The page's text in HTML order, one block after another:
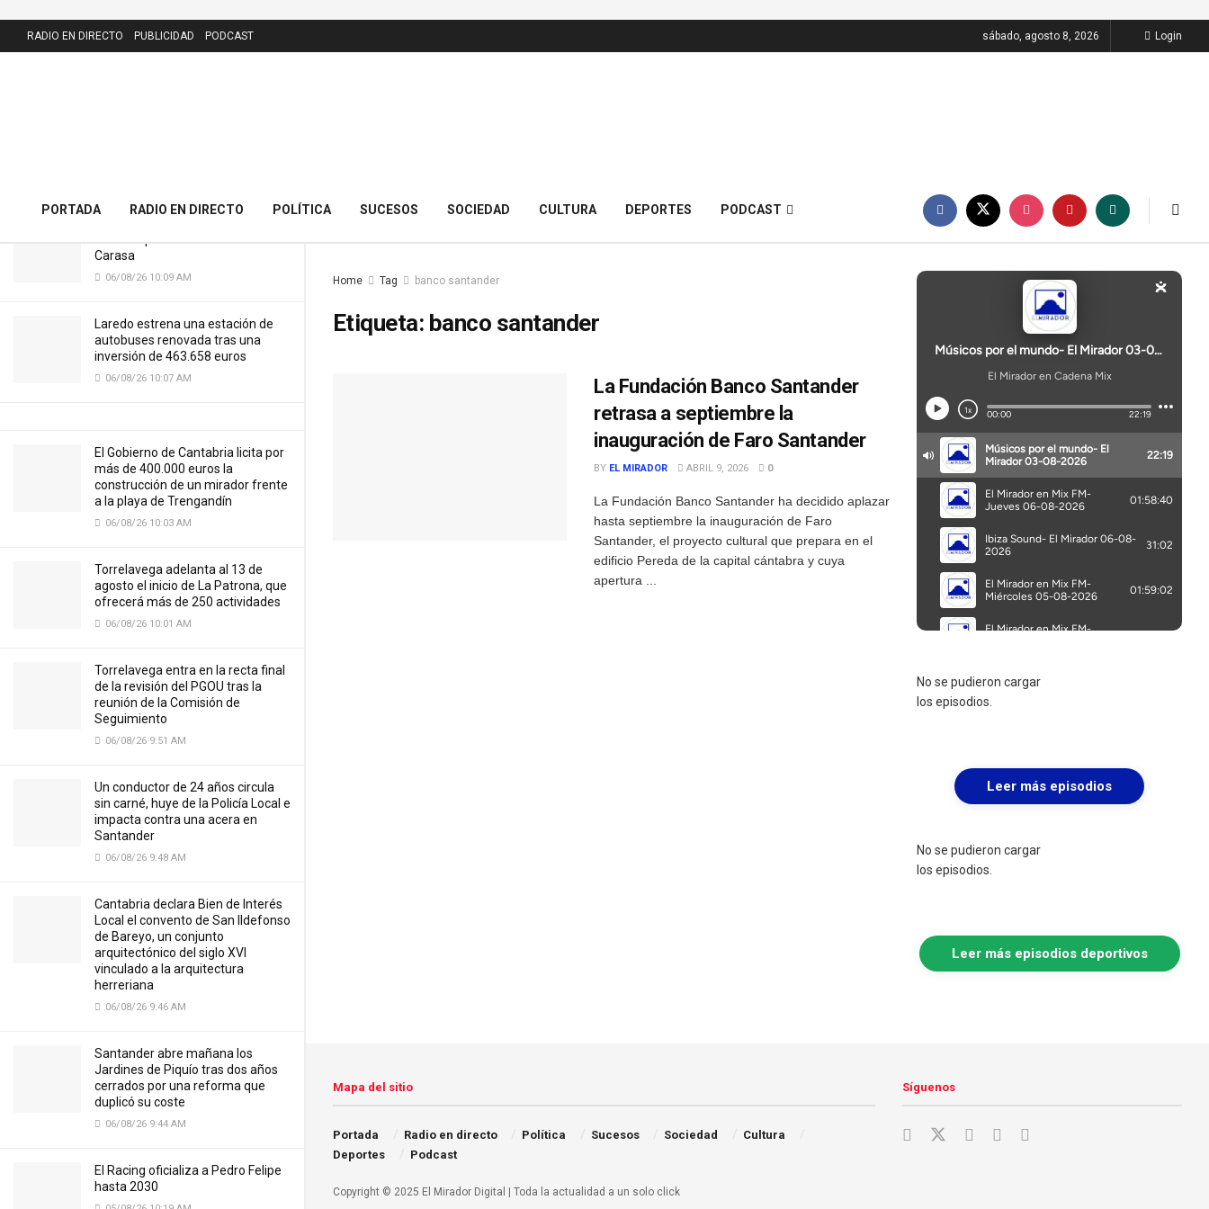
Carasa
06/08/26 10:09 AM
Laredo estrena una estación de
autobuses renovada tras una
inversión de 463.658 euros
06/08/26 10:07 AM
El Gobierno de Cantabria licita por
más de 400.000 euros la
construcción de un mirador frente
a la playa de Trengandín
06/08/26 10:03 AM
Torrelavega adelanta al 13 de
agosto el inicio de La Patrona, que
ofrecerá más de 250 actividades
06/08/26 10:01 AM
Torrelavega entra en la recta final
de la revisión del PGOU tras la
reunión de la Comisión de
Seguimiento
06/08/26 9:51 AM
Un conductor de 24 años circula
sin carné, huye de la Policía Local e
impacta contra una acera en
Santander
06/08/26 9:48 AM
Cantabria declara Bien de Interés
Local el convento de San Ildefonso
de Bareyo, un conjunto
arquitectónico del siglo XVI
vinculado a la arquitectura
herreriana
06/08/26 9:46 AM
Santander abre mañana los
Jardines de Piquío tras dos años
cerrados por una reforma que
duplicó su coste
06/08/26 9:44 AM
El Racing oficializa a Pedro Felipe
hasta 2030
RADIO EN DIRECTO PUBLICIDAD PODCAST sábado, agosto 8, 2026 Login
PORTADA RADIO EN DIRECTO POLÍTICA SUCESOS SOCIEDAD CULTURA DEPORTES PODCAST
Home Tag banco santander
Etiqueta: banco santander
La Fundación Banco Santander
retrasa a septiembre la
inauguración de Faro Santander
BY EL MIRADOR ABRIL 9, 2026 0
La Fundación Banco Santander ha decidido aplazar
hasta septiembre la inauguración de Faro
Santander, el proyecto cultural que prepara en el
edificio Pereda de la capital cántabra y cuya
apertura ...
No se pudieron cargar
los episodios.
Leer más episodios
No se pudieron cargar
los episodios.
Leer más episodios deportivos
Copyright © 2025 El Mirador Digital | Toda la actualidad a un solo click
Mapa del sitio
Portada Radio en directo Política Sucesos Sociedad
Cultura
Deportes
Podcast
Síguenos